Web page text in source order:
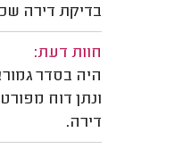
בדיקת דירה
חוות דעת:
היה בסדר
ונתן דוח
דירה.